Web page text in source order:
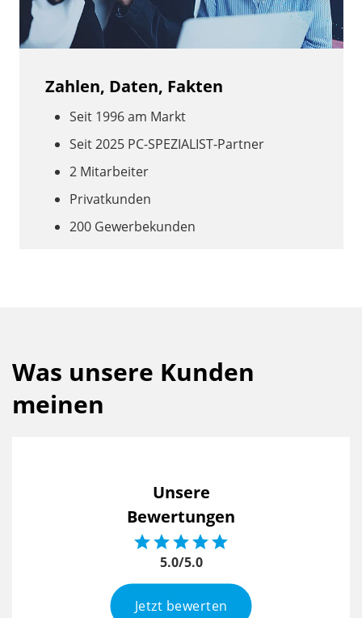
Zahlen, Daten, Fakten
Seit 1996 am Markt
Seit 2025 PC-SPEZIALIST-Partner
2 Mitarbeiter
Privatkunden
200 Gewerbekunden
Was unsere Kunden
meinen
Unsere
Bewertungen

5.0/5.0
Jetzt bewerten